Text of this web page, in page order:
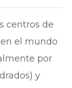
centros de
el mundo
por
y